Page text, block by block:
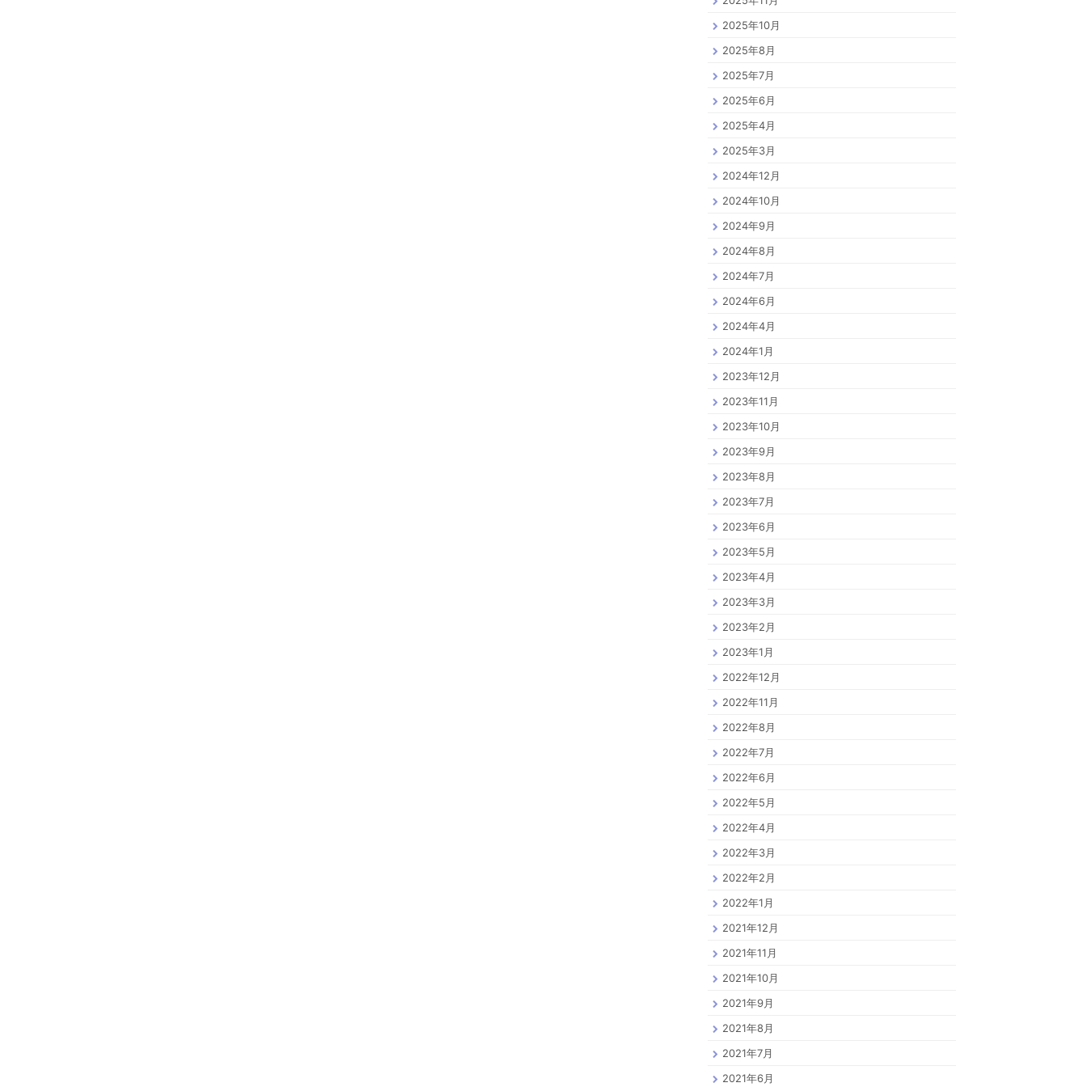
2025年10月
2025年8月
2025年7月
2025年6月
2025年4月
2025年3月
2024年12月
2024年10月
2024年9月
2024年8月
2024年7月
2024年6月
2024年4月
2024年1月
2023年12月
2023年11月
2023年10月
2023年9月
2023年8月
2023年7月
2023年6月
2023年5月
2023年4月
2023年3月
2023年2月
2023年1月
2022年12月
2022年11月
2022年8月
2022年7月
2022年6月
2022年5月
2022年4月
2022年3月
2022年2月
2022年1月
2021年12月
2021年11月
2021年10月
2021年9月
2021年8月
2021年7月
2021年6月